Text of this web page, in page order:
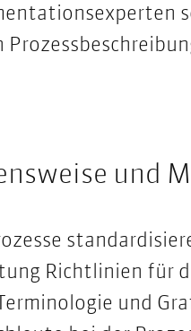
und
Richtlinien für
und